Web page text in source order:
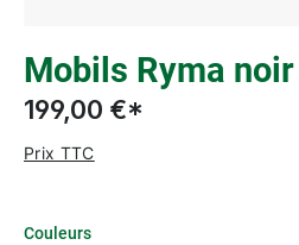
Mobils Ryma noir
199,00 €*
Prix TTC
Couleurs